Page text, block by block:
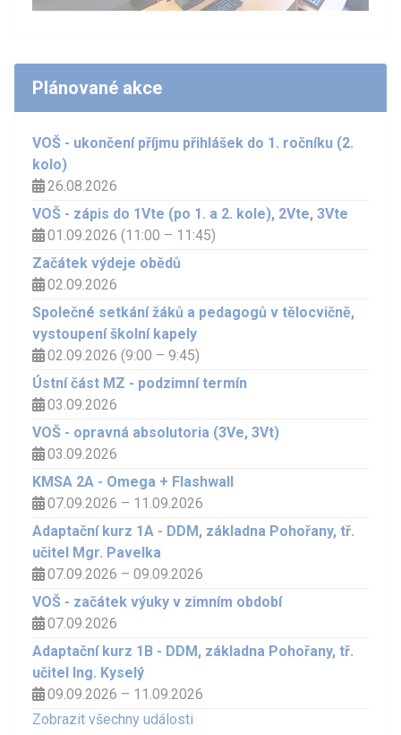
Plánované akce
VOŠ - ukončení příjmu přihlášek do 1. ročníku (2.
kolo)
26.08.2026
VOŠ - zápis do 1Vte (po 1. a 2. kole), 2Vte, 3Vte
01.09.2026 (11:00 – 11:45)
Začátek výdeje obědů
02.09.2026
Společné setkání žáků a pedagogů v tělocvičně,
vystoupení školní kapely
02.09.2026 (9:00 – 9:45)
Ústní část MZ - podzimní termín
03.09.2026
VOŠ - opravná absolutoria (3Ve, 3Vt)
03.09.2026
KMSA 2A - Omega + Flashwall
07.09.2026 – 11.09.2026
Adaptační kurz 1A - DDM, základna Pohořany, tř.
učitel Mgr. Pavelka
07.09.2026 – 09.09.2026
VOŠ - začátek výuky v zimním období
07.09.2026
Adaptační kurz 1B - DDM, základna Pohořany, tř.
učitel Ing. Kyselý
09.09.2026 – 11.09.2026
Zobrazit všechny události